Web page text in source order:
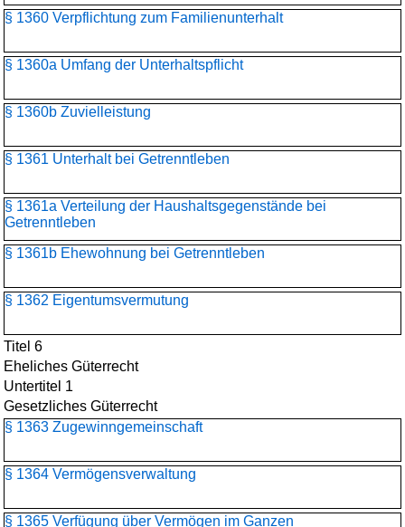
§ 1360 Verpflichtung zum Familienunterhalt
§ 1360a Umfang der Unterhaltspflicht
§ 1360b Zuvielleistung
§ 1361 Unterhalt bei Getrenntleben
§ 1361a Verteilung der Haushaltsgegenstände bei
Getrenntleben
§ 1361b Ehewohnung bei Getrenntleben
§ 1362 Eigentumsvermutung
Titel 6
Eheliches Güterrecht
Untertitel 1
Gesetzliches Güterrecht
§ 1363 Zugewinngemeinschaft
§ 1364 Vermögensverwaltung
§ 1365 Verfügung über Vermögen im Ganzen